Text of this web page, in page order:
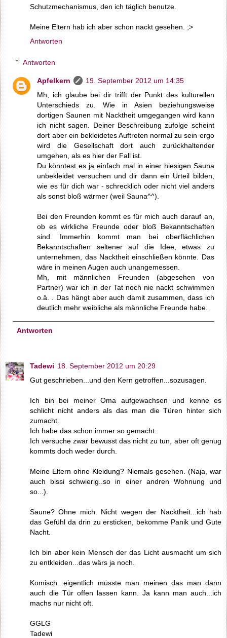
Schutzmechanismus, den ich täglich benutze.
Meine Eltern hab ich aber schon nackt gesehen. ;>
Antworten
Antworten
Apfelkern
19. September 2012 um 14:35
Mh, ich glaube bei dir trifft der Punkt des kulturellen
Unterschieds zu. Wie in Asien beziehungsweise
dortigen Saunen mit Nacktheit umgegangen wird kann
ich nicht sagen. Deiner Beschreibung zufolge scheint
dort aber ein bekleidetes Auftreten normal zu sein ergo
wird die Gesellschaft dort auch zurückhaltender
umgehen, als es hier der Fall ist.
Du könntest es ja einfach mal in einer hiesigen Sauna
unbekleidet versuchen und dir dann ein Urteil bilden,
wie es für dich war - schrecklich oder nicht viel anders
als sonst bloß wärmer (weil Sauna^^).
Bei den Freunden kommt es für mich auch darauf an,
ob es wirkliche Freunde oder bloß Bekanntschaften
sind. Immerhin kommt man bei oberflächlichen
Bekanntschaften seltener auf die Idee, etwas zu
unternehmen, das Nacktheit einschließen könnte. Das
wäre in meinen Augen auch unangemessen.
Mh, mit männlichen Freunden (abgesehen von
Partner) war ich in der Tat noch nie nackt schwimmen
o.ä. . Das hängt aber auch damit zusammen, dass ich
deutlich mehr weibliche als männliche Freunde habe.
Antworten
Tadewi 18. September 2012 um 20:29
Gut geschrieben...und den Kern getroffen...sozusagen.
Ich bin bei meiner Oma aufgewachsen und kenne es
schlicht nicht anders als das man die Türen hinter sich
zumacht.
Ich habe das schon immer so gemacht.
Ich versuche zwar bewusst das nicht zu tun, aber oft genug
kommts doch weder durch.
Meine Eltern ohne Kleidung? Niemals gesehen. (Naja, war
auch bissi schwierig..so in einer andren Wohnung und
so...).
Saune? Ohne mich. Nicht wegen der Nacktheit...ich hab
das Gefühl da drin zu ersticken, bekomme Panik und Gute
Nacht.
Ich bin aber kein Mensch der das Licht ausmacht um sich
zu entkleiden...das wärs ja noch.
Komisch...eigentlich müsste man meinen das man dann
auch die Tür offen lassen kann. Ja kann man auch...ich
machs nur nicht oft.
GGLG
Tadewi